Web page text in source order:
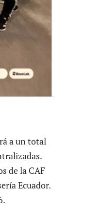
a un total
de la CAF
Ecuador.